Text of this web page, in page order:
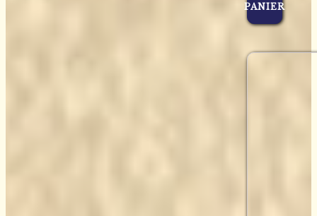
PANIER